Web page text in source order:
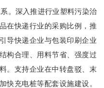
。深入推进行业塑料污染治
在快递行业的采购比例，推
导快递企业与包装印刷企业
构合理、用料节省、强度过
。支持企业在中转盘驳、末
快充电桩等配套设施建设。